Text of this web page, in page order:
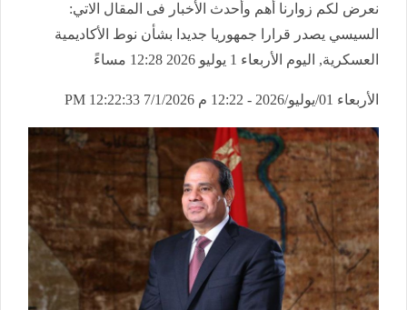
نعرض لكم زوارنا أهم وأحدث الأخبار فى المقال الاتي:
السيسي يصدر قرارا جمهوريا جديدا بشأن نوط الأكاديمية
العسكرية, اليوم الأربعاء 1 يوليو 2026 12:28 مساءً
الأربعاء 01/يوليو/2026 - 12:22 م 7/1/2026 12:22:33 PM